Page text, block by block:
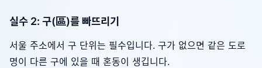
실수 2: 구(區)를 빠뜨리기
서울 주소에서 구 단위는 필수입니다. 구가 없으면 같은 도로
명이 다른 구에 있을 때 혼동이 생깁니다.